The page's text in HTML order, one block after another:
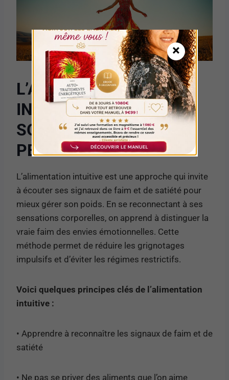
L’ALIMENTATION
INTUITIVE : ÉCOUTER
SON CORPS POUR
PERDRE DU POIDS
L’alimentation intuitive est une approche qui invite
à écouter ses signaux de faim et de satiété pour
mieux gérer son poids. En se reconnectant à ses
sensations corporelles, on apprend à distinguer la
vraie faim des envies émotionnelles. Cette
méthode permet de réduire les grignotages
impulsifs et d’éviter les régimes restrictifs.
Voici quelques principes clés de l’alimentation
intuitive :
• Apprendre à reconnaître les signaux de faim et de
satiété
• Ne pas se priver des aliments que l’on aime
×